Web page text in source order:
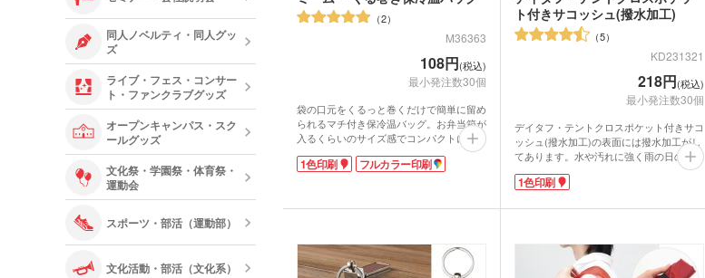
2
M36363
108円(税込)
最小発注数30個
袋の口元をくるっと巻くだけで簡単に留め
られるマチ付き保冷温バッグ。お弁当箱が
入るくらいのサイズ感でコンパクトに持ち
運べます。表面は不織布生地で、内側は保
冷温効果のあるアルミ蒸着フィルム張り。
袋の表面にシルク1色・フルカラー印刷で
アイテムです。
1色印刷 フルカラー印刷
ト付きサコッシュ(撥水加工)
5
KD231321
218円(税込)
最小発注数30個
デイタフ・テントクロスポケット付きサコ
ッシュ(撥水加工)の表面には撥水加工がし
てあります。水や汚れに強く雨の日のお出
掛けやアウトドアでも安心です。長財布や
スマホなどの貴重品を肌身離さず持ち運び
ッズを入れて玄関・寝室に置いておいても
るフロントポケット付きです。
ポケットに1色で名入れ可能。シンプルデ
ザインで大きめなロゴが映えます。郵送で
1色印刷
同人ノベルティ・同人グッ
ズ
ライブ・フェス・コンサー
ト・ファンクラブグッズ
オープンキャンパス・スク
ールグッズ
文化祭・学園祭・体育祭・
運動会
スポーツ・部活（運動部）
文化活動・部活（文化系）